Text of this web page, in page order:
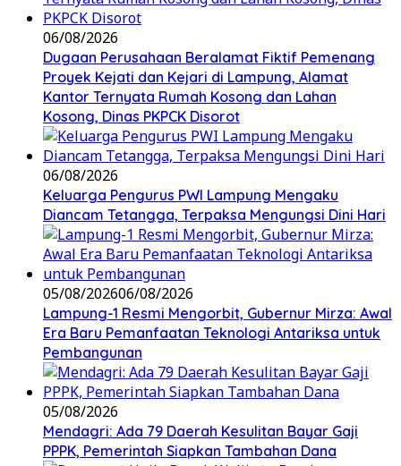
06/08/2026
Dugaan Perusahaan Beralamat Fiktif Pemenang
Proyek Kejati dan Kejari di Lampung, Alamat
Kantor Ternyata Rumah Kosong dan Lahan
Kosong, Dinas PKPCK Disorot
06/08/2026
Keluarga Pengurus PWI Lampung Mengaku
Diancam Tetangga, Terpaksa Mengungsi Dini Hari
05/08/202606/08/2026
Lampung-1 Resmi Mengorbit, Gubernur Mirza: Awal
Era Baru Pemanfaatan Teknologi Antariksa untuk
Pembangunan
05/08/2026
Mendagri: Ada 79 Daerah Kesulitan Bayar Gaji
PPPK, Pemerintah Siapkan Tambahan Dana